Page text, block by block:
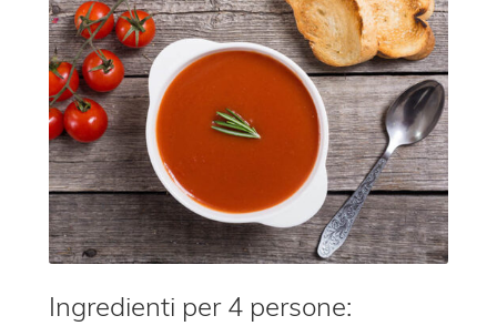
Ingredienti per 4 persone: